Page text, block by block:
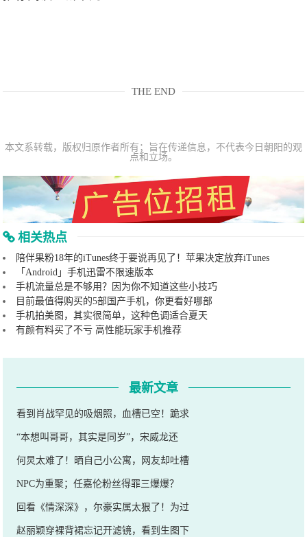
THE END
本文系转载，版权归原作者所有；旨在传递信息，不代表今日朝阳的观
点和立场。
相关热点
陪伴果粉18年的iTunes终于要说再见了！苹果决定放弃iTunes
「Android」手机迅雷不限速版本
手机流量总是不够用？因为你不知道这些小技巧
目前最值得购买的5部国产手机，你更看好哪部
手机拍美图，其实很简单，这种色调适合夏天
有颜有料买了不亏 高性能玩家手机推荐
最新文章
看到肖战罕见的吸烟照，血槽已空！跪求
“本想叫哥哥，其实是同岁”，宋威龙还
何炅太难了！晒自己小公寓，网友却吐槽
NPC为重聚；任嘉伦粉丝得罪三爆爆？
回看《情深深》，尔豪实属太狠了！为过
赵丽颖穿裸背裙忘记开滤镜，看到生图下